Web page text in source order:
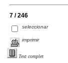
7 / 246
seleccionar
imprimir
Text complet